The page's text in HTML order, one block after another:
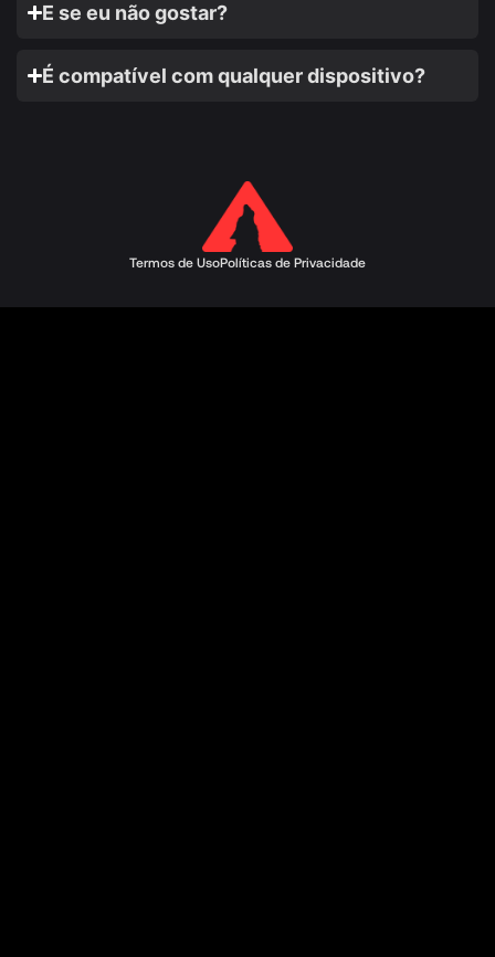
E se eu não gostar?
É compatível com qualquer dispositivo?
Termos de UsoPolíticas de Privacidade